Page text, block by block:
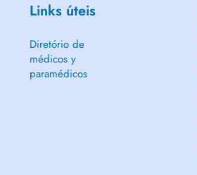
Links úteis
Diretório de
médicos y
paramédicos